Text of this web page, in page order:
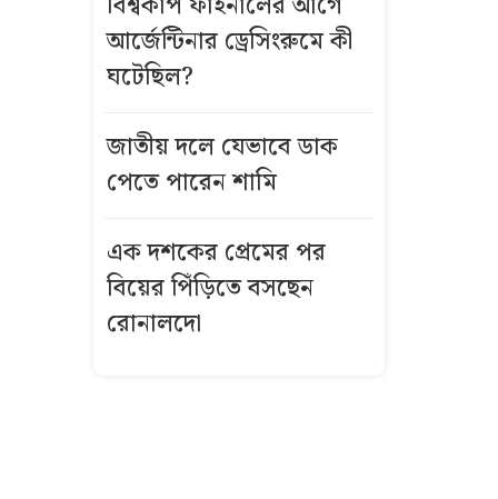
বিস্ফোরণে একই
পরিবারের
গ্রিসে দুই
শতাধিক
অভিবাসী উদ্ধার,
অধিকাংশই
বাংলাদেশি
আর্জেন্টিনার ড্রেসিংরুমে কী
ঘটেছিল?
জাতীয় দলে যেভাবে ডাক
পেতে পারেন শামি
এক দশকের প্রেমের পর
বিয়ের পিঁড়িতে বসছেন
রোনালদো